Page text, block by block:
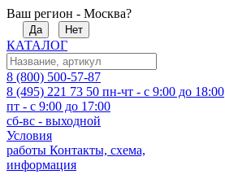
Ваш регион - Москва?
Да Нет
КАТАЛОГ
8 (800) 500-57-87
8 (495) 221 73 50 пн-чт - с 9:00 до 18:00
пт - с 9:00 до 17:00
сб-вс - выходной
Условия
работы Контакты, схема,
информация